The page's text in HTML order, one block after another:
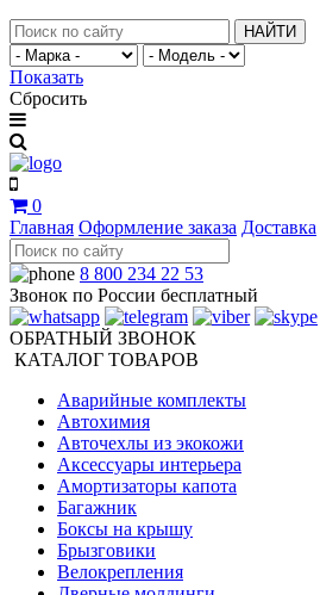
НАЙТИ
Показать
Сбросить
0
Главная Оформление заказа Доставка
8 800 234 22 53
Звонок по России бесплатный
ОБРАТНЫЙ ЗВОНОК
КАТАЛОГ ТОВАРОВ
Аварийные комплекты
Автохимия
Авточехлы из экокожи
Аксессуары интерьера
Амортизаторы капота
Багажник
Боксы на крышу
Брызговики
Велокрепления